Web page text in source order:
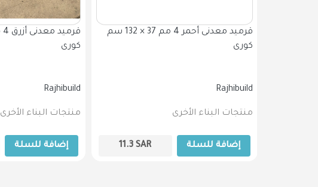
كورى
Rajhibuild
منتجات البناء الأخرى
إضافة للسلة
قرميد معدنى أحمر 4 مم 37 × 132 سم
كورى
Rajhibuild
منتجات البناء الأخرى
11.3 SAR إضافة للسلة